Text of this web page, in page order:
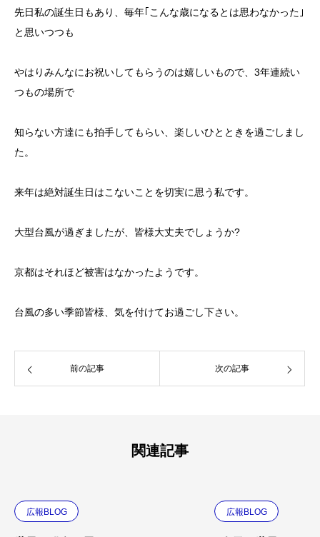
先日私の誕生日もあり、毎年｢こんな歳になるとは思わなかった｣
と思いつつも
やはりみんなにお祝いしてもらうのは嬉しいもので、3年連続い
つもの場所で
知らない方達にも拍手してもらい、楽しいひとときを過ごしまし
た。
来年は絶対誕生日はこないことを切実に思う私です。
大型台風が過ぎましたが、皆様大丈夫でしょうか?
京都はそれほど被害はなかったようです。
台風の多い季節皆様、気を付けてお過ごし下さい。
前の記事 次の記事
関連記事
広報BLOG 広報BLOG